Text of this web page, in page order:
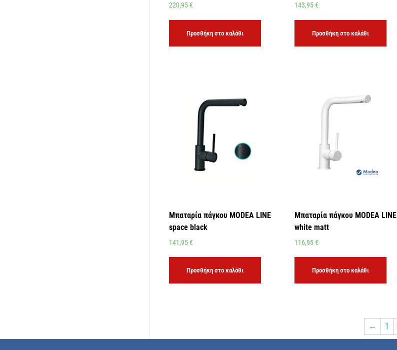
220,95€
Προσθήκη στο καλάθι
143,95€
Προσθήκη στο καλάθι
Μπαταρία πάγκου MODEA LINE
space black
141,95€
Προσθήκη στο καλάθι
Μπαταρία πάγκου MODEA LINE
white matt
116,95€
Προσθήκη στο καλάθι
← 1